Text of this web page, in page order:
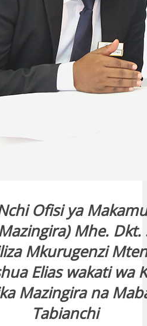
Ofisi ya
Mhe. Dkt.
Mkurugenzi
Elias wakati wa
Mazingira na
Tabianchi